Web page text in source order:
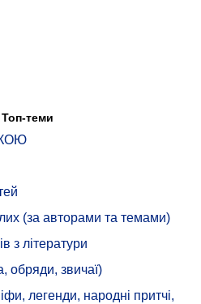
Топ-теми
(за авторами та темами)
з літератури
обряди, звичаї)
легенди, народні притчі,